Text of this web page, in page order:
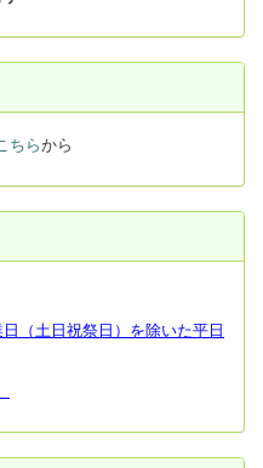
ちらから
（土日祝祭日）を除いた平日